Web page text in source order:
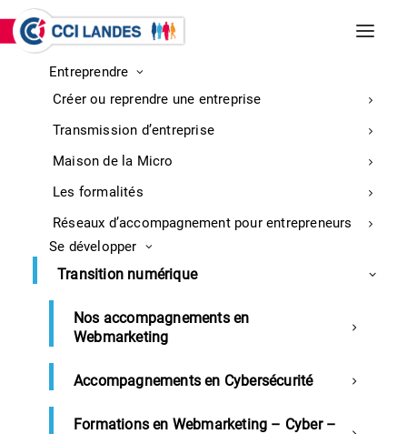
Entreprendre
Créer ou reprendre une entreprise
Transmission d’entreprise
Maison de la Micro
Les formalités
Réseaux d’accompagnement pour entrepreneurs
Se développer
Transition numérique
Nos accompagnements en
Webmarketing
Accompagnements en Cybersécurité
Formations en Webmarketing – Cyber –
INCENDIES DE BISCARROSSE ET
PARENTIS-EN-BORN
informations sur la mobilisation
Développer votre business
Les Landes, moteur de votre développement